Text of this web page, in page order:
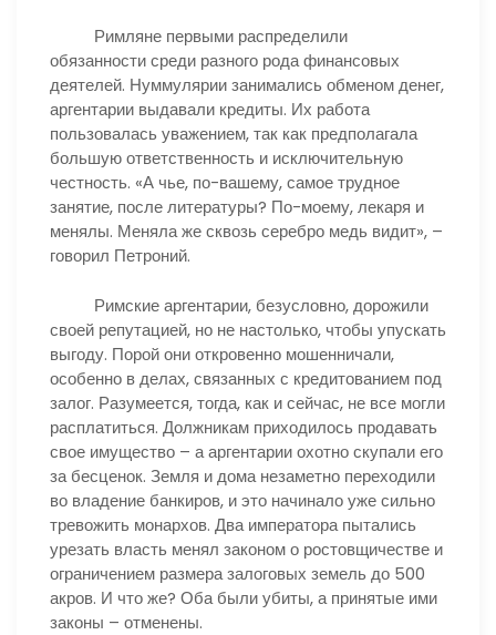
Римляне первыми распределили
обязанности среди разного рода финансовых
деятелей. Нуммулярии занимались обменом денег,
аргентарии выдавали кредиты. Их работа
пользовалась уважением, так как предполагала
большую ответственность и исключительную
честность. «А чье, по-вашему, самое трудное
занятие, после литературы? По-моему, лекаря и
менялы. Меняла же сквозь серебро медь видит», –
говорил Петроний.
Римские аргентарии, безусловно, дорожили
своей репутацией, но не настолько, чтобы упускать
выгоду. Порой они откровенно мошенничали,
особенно в делах, связанных с кредитованием под
залог. Разумеется, тогда, как и сейчас, не все могли
расплатиться. Должникам приходилось продавать
свое имущество – а аргентарии охотно скупали его
за бесценок. Земля и дома незаметно переходили
во владение банкиров, и это начинало уже сильно
тревожить монархов. Два императора пытались
урезать власть менял законом о ростовщичестве и
ограничением размера залоговых земель до 500
акров. И что же? Оба были убиты, а принятые ими
законы – отменены.